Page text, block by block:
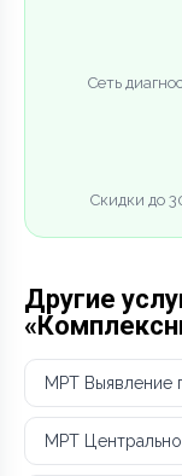
Сеть
Скидки до
Другие
МРТ Выявление
МРТ